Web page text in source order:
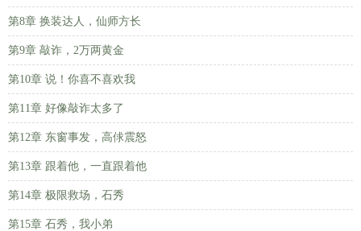
第8章 换装达人，仙师方长
第9章 敲诈，2万两黄金
第10章 说！你喜不喜欢我
第11章 好像敲诈太多了
第12章 东窗事发，高俅震怒
第13章 跟着他，一直跟着他
第14章 极限救场，石秀
第15章 石秀，我小弟